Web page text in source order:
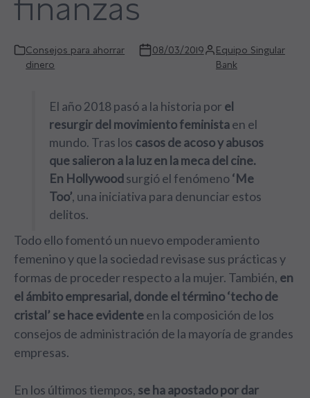
finanzas
Consejos para ahorrar
dinero
08/03/2019
Equipo Singular
Bank
El año 2018 pasó a la historia por el
resurgir del movimiento feministaen el
mundo. Tras los casos de acoso y abusos
que salieron a la luz en la meca del cine.
En Hollywood surgió el fenómeno‘Me
Too’, una iniciativa para denunciar estos
delitos.
Todo ello fomentó un nuevo empoderamiento
femenino y que la sociedad revisase sus prácticas y
formas de proceder respecto a la mujer. También, en
el ámbito empresarial, donde el término ‘techo de
cristal’ se hace evidenteen la composición de los
consejos de administración de la mayoría de grandes
empresas.
En los últimos tiempos, se ha apostado por dar